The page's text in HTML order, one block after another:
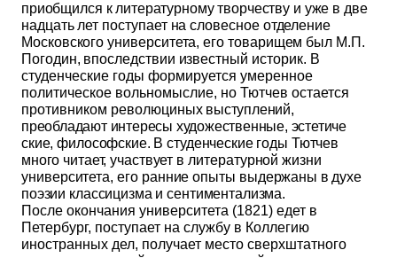
приобщился к литературному творчеству и уже в две­
надцать лет поступает на словесное отделение
Московского универ­ситета, его товарищем был М.П.
Погодин, впоследствии известный историк. В
студенческие годы формируется умеренное
политиче­ское вольномыслие, но Тютчев остается
противником революциных выступлений,
преобладают интересы художественные, эстетиче­
ские, философские. В студенческие годы Тютчев
много читает, уча­ствует в литературной жизни
университета, его ранние опыты вы­держаны в духе
поэзии классицизма и сентиментализма.
После окончания университета (1821) едет в
Петербург, посту­пает на службу в Коллегию
иностранных дел, получает место сверхштатного